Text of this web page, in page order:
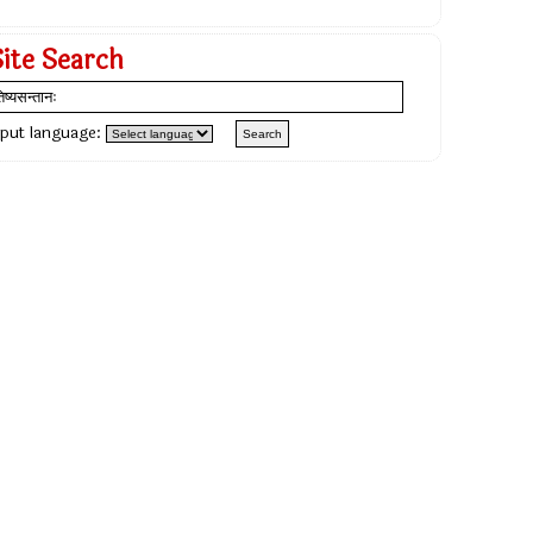
Search
language: